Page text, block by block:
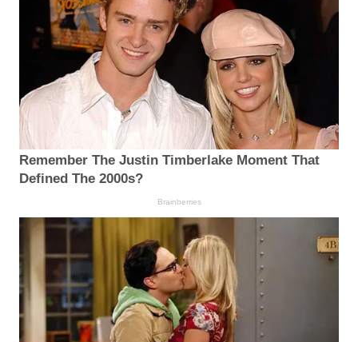
Remember The Justin Timberlake Moment That
Defined The 2000s?
Brainberries